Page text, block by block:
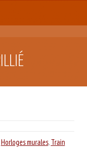
Horloges murales, Train